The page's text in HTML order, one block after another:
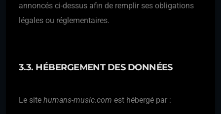
annoncés ci-dessus afin de remplir ses obligations
légales ou réglementaires.
3.3. HÉBERGEMENT DES DONNÉES
Le site humans-music.com est hébergé par :